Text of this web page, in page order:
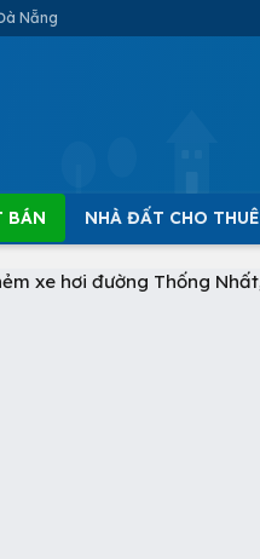
Nẵng
BÁN NHÀ ĐẤT CHO THUÊ